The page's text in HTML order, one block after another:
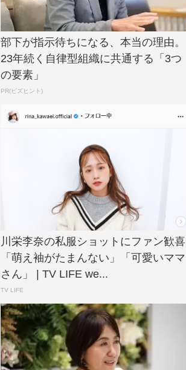
部下が指示待ちになる、本当の理由。
23年続く自律型組織に共通する「3つ
の要素」
PR(ビズヒント)
川栄李奈の私服ショットにファン歓喜
「萌え袖がたまんない」「可愛いママ
さん」 | TV LIFE we...
TV LIFE